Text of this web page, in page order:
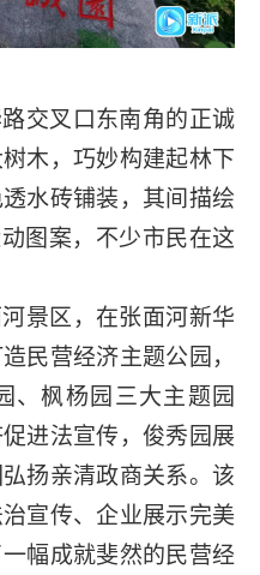
交叉口东南角的正诚
木，巧妙构建起林下
水砖铺装，其间描绘
图案，不少市民在这
景区，在张面河新华
民营经济主题公园，
、枫杨园三大主题园
进法宣传，俊秀园展
扬亲清政商关系。该
宣传、企业展示完美
幅成就斐然的民营经